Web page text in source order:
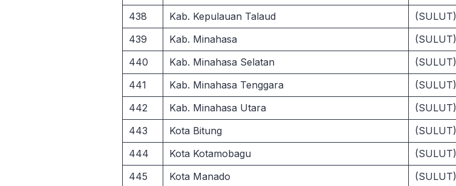
438
Kab. Kepulauan Talaud
(SULUT)
439
Kab. Minahasa
(SULUT)
440
Kab. Minahasa Selatan
(SULUT)
441
Kab. Minahasa Tenggara
(SULUT)
442
Kab. Minahasa Utara
(SULUT)
443
Kota Bitung
(SULUT)
444
Kota Kotamobagu
(SULUT)
445
Kota Manado
(SULUT)